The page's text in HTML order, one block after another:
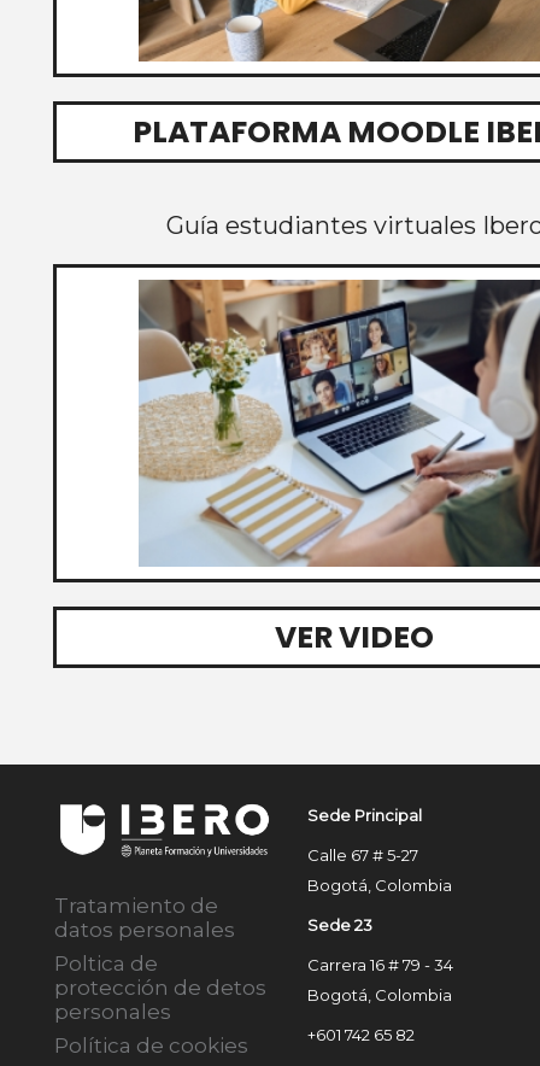
PLATAFORMA MOODLE
Guía estudiantes virtuales
VER VIDEO
Tratamiento de
datos personales
Poltica de
protección de detos
personales
Política de cookies
Sede Principal
Calle 67 # 5-27
Bogotá, Colombia
Sede 23
Carrera 16 # 79 - 34
Bogotá, Colombia
+601 742 65 82